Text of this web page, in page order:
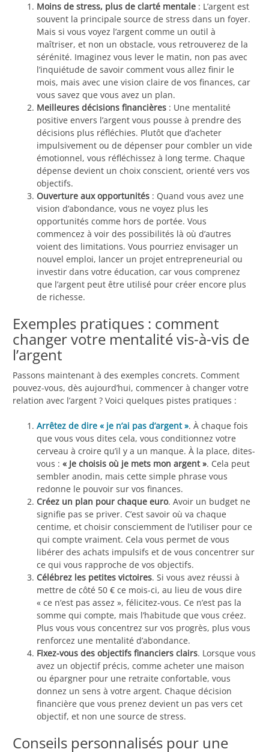
Moins de stress, plus de clarté mentale : L’argent est
souvent la principale source de stress dans un foyer.
Mais si vous voyez l’argent comme un outil à
maîtriser, et non un obstacle, vous retrouverez de la
sérénité. Imaginez vous lever le matin, non pas avec
l’inquiétude de savoir comment vous allez finir le
mois, mais avec une vision claire de vos finances, car
vous savez que vous avez un plan.
Meilleures décisions financières : Une mentalité
positive envers l’argent vous pousse à prendre des
décisions plus réfléchies. Plutôt que d’acheter
impulsivement ou de dépenser pour combler un vide
émotionnel, vous réfléchissez à long terme. Chaque
dépense devient un choix conscient, orienté vers vos
objectifs.
Ouverture aux opportunités : Quand vous avez une
vision d’abondance, vous ne voyez plus les
opportunités comme hors de portée. Vous
commencez à voir des possibilités là où d’autres
voient des limitations. Vous pourriez envisager un
nouvel emploi, lancer un projet entrepreneurial ou
investir dans votre éducation, car vous comprenez
que l’argent peut être utilisé pour créer encore plus
de richesse.
Exemples pratiques : comment
changer votre mentalité vis-à-vis de
l’argent
Passons maintenant à des exemples concrets. Comment
pouvez-vous, dès aujourd’hui, commencer à changer votre
relation avec l’argent ? Voici quelques pistes pratiques :
Arrêtez de dire « je n’ai pas d’argent ». À chaque fois
que vous vous dites cela, vous conditionnez votre
cerveau à croire qu’il y a un manque. À la place, dites-
vous : « Je choisis où je mets mon argent ». Cela peut
sembler anodin, mais cette simple phrase vous
redonne le pouvoir sur vos finances.
Créez un plan pour chaque euro. Avoir un budget ne
signifie pas se priver. C’est savoir où va chaque
centime, et choisir consciemment de l’utiliser pour ce
qui compte vraiment. Cela vous permet de vous
libérer des achats impulsifs et de vous concentrer sur
ce qui vous rapproche de vos objectifs.
Célébrez les petites victoires. Si vous avez réussi à
mettre de côté 50 € ce mois-ci, au lieu de vous dire
« ce n’est pas assez », félicitez-vous. Ce n’est pas la
somme qui compte, mais l’habitude que vous créez.
Plus vous vous concentrez sur vos progrès, plus vous
renforcez une mentalité d’abondance.
Fixez-vous des objectifs financiers clairs. Lorsque vous
avez un objectif précis, comme acheter une maison
ou épargner pour une retraite confortable, vous
donnez un sens à votre argent. Chaque décision
financière que vous prenez devient un pas vers cet
objectif, et non une source de stress.
Conseils personnalisés pour une